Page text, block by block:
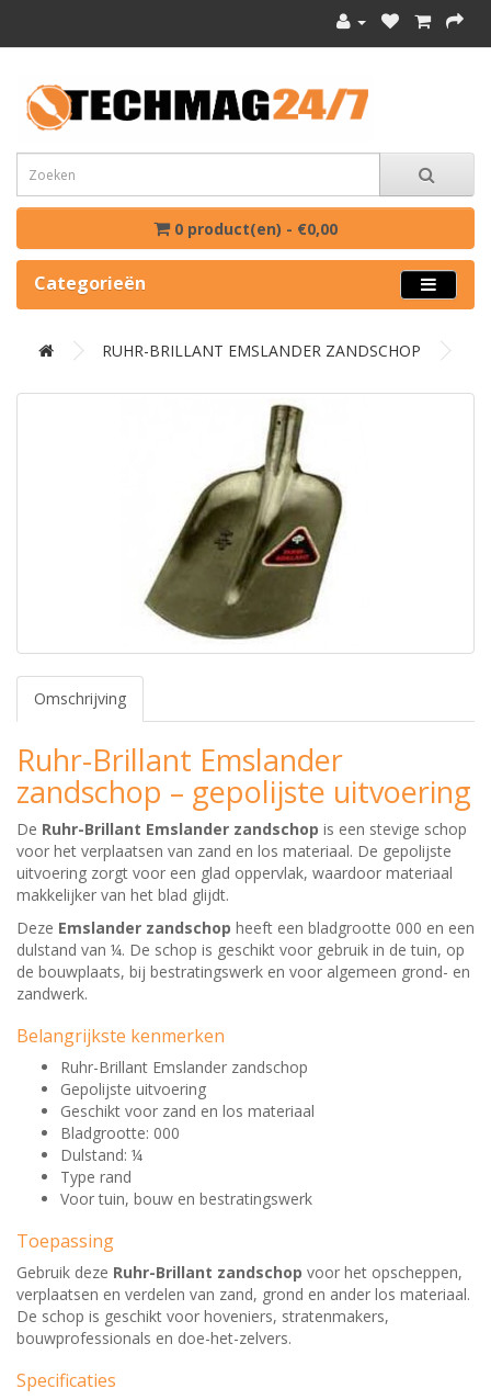
0 product(en) - €0,00
Categorieën
RUHR-BRILLANT EMSLANDER ZANDSCHOP
Omschrijving
Ruhr-Brillant Emslander
zandschop – gepolijste uitvoering
De Ruhr-Brillant Emslander zandschop is een stevige schop
voor het verplaatsen van zand en los materiaal. De gepolijste
uitvoering zorgt voor een glad oppervlak, waardoor materiaal
makkelijker van het blad glijdt.
Deze Emslander zandschop heeft een bladgrootte 000 en een
dulstand van ¼. De schop is geschikt voor gebruik in de tuin, op
de bouwplaats, bij bestratingswerk en voor algemeen grond- en
zandwerk.
Belangrijkste kenmerken
Ruhr-Brillant Emslander zandschop
Gepolijste uitvoering
Geschikt voor zand en los materiaal
Bladgrootte: 000
Dulstand: ¼
Type rand
Voor tuin, bouw en bestratingswerk
Toepassing
Gebruik deze Ruhr-Brillant zandschop voor het opscheppen,
verplaatsen en verdelen van zand, grond en ander los materiaal.
De schop is geschikt voor hoveniers, stratenmakers,
bouwprofessionals en doe-het-zelvers.
Specificaties